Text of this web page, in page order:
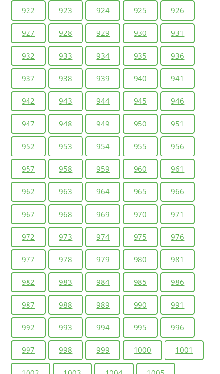
922 923 924 925 926
927 928 929 930 931
932 933 934 935 936
937 938 939 940 941
942 943 944 945 946
947 948 949 950 951
952 953 954 955 956
957 958 959 960 961
962 963 964 965 966
967 968 969 970 971
972 973 974 975 976
977 978 979 980 981
982 983 984 985 986
987 988 989 990 991
992 993 994 995 996
997 998 999 1000 1001